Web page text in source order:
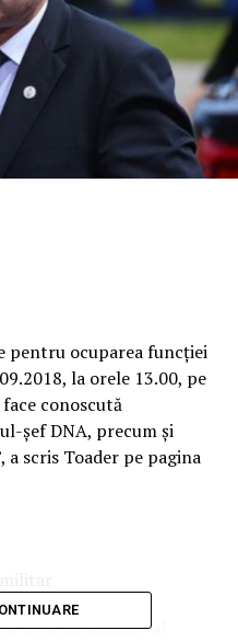
pentru ocuparea funcţiei
la orele 13.00, pe
conoscută
şef DNA, precum şi
a scris Toader pe pagina
general adjunct al